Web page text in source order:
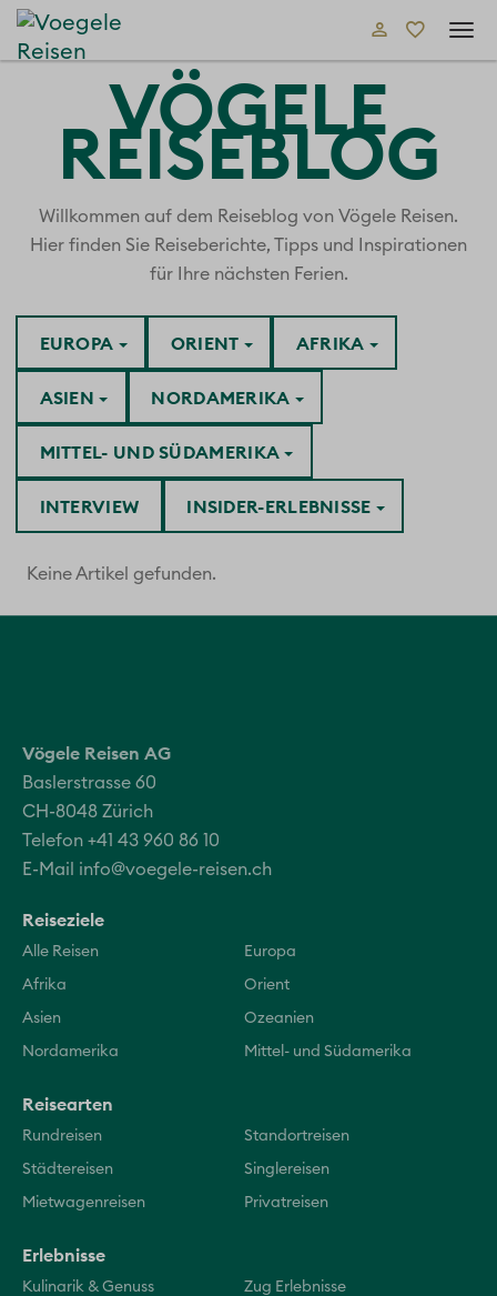
VÖGELE
REISEBLOG
Willkommen auf dem Reiseblog von Vögele Reisen.
Hier finden Sie Reiseberichte, Tipps und Inspirationen
für Ihre nächsten Ferien.
AFRIKA
ASIEN
EUROPA
INSIDER-ERLEBNISSE
INTERVIEW
MITTEL- UND SÜDAMERIKA
NORDAMERIKA
ORIENT
Keine Artikel gefunden.
Vögele Reisen AG
Baslerstrasse 60
CH-8048 Zürich
Telefon +41 43 960 86 10
E-Mail info@voegele-reisen.ch
Reiseziele
Alle Reisen Europa
Afrika Orient
Asien Ozeanien
Nordamerika Mittel- und Südamerika
Reisearten
Rundreisen Standortreisen
Städtereisen Singlereisen
Mietwagenreisen Privatreisen
Erlebnisse
Kulinarik & Genuss Zug Erlebnisse